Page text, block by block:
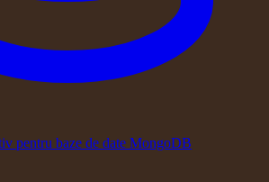
pentru baze de date MongoDB